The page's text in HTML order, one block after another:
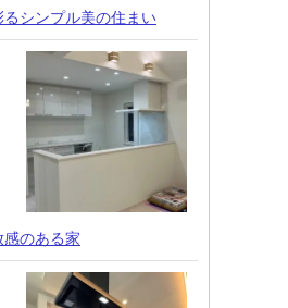
るシンプル美の住まい
感のある家